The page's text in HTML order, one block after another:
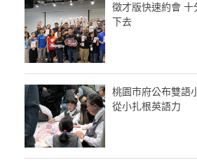
徵才版快速約會 十
下去
桃園市府公布雙語
從小扎根英語力